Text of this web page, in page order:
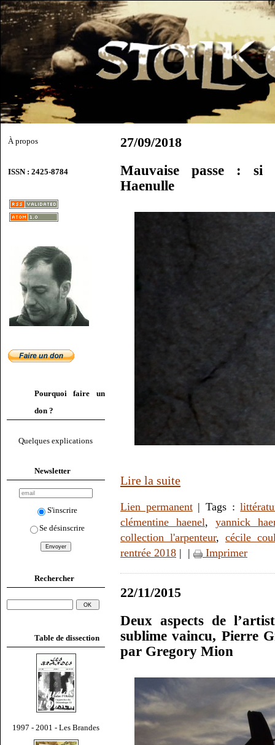
À propos
ISSN : 2425-8784
Pourquoi faire un
don ?
Quelques explications
Newsletter
S'inscrire
Se désinscrire
Rechercher
Table de dissection
1997 - 2001 - Les Brandes
27/09/2018
Mauvaise passe : si
Haenulle
Lire la suite
Lien permanent| Tags :
clémentine haenel, yannick
collection l'arpenteur, cécile
rentrée 2018 | | Imprimer
22/11/2015
Deux aspects de
sublime vaincu, Pierre
par Gregory Mion